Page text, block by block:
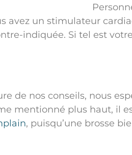
avez un stimulateur
indiquée. Si tel est
de nos conseils, nous
mentionné plus haut, il
, puisqu’une brosse